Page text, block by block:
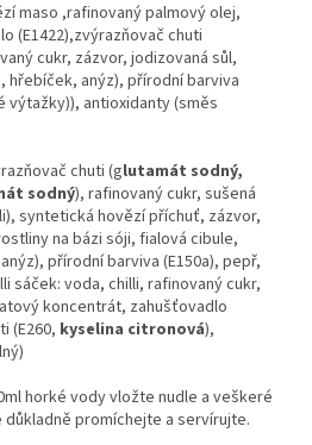
maso ,rafinovaný palmový olej,
(E1422),zvýrazňovač chuti
cukr, zázvor, jodizovaná sůl,
hřebíček, anýz), přírodní barviva
antioxidanty (směs
chuti (glutamát sodný,
sodný), rafinovaný cukr, sušená
syntetická hovězí příchuť, zázvor,
na bázi sóji, fialová cibule,
přírodní barviva (E150a), pepř,
sáček: voda, chilli, rafinovaný cukr,
koncentrát, zahušťovadlo
(E260, kyselina citronová),
horké vody vložte nudle a veškeré
promíchejte a servírujte.